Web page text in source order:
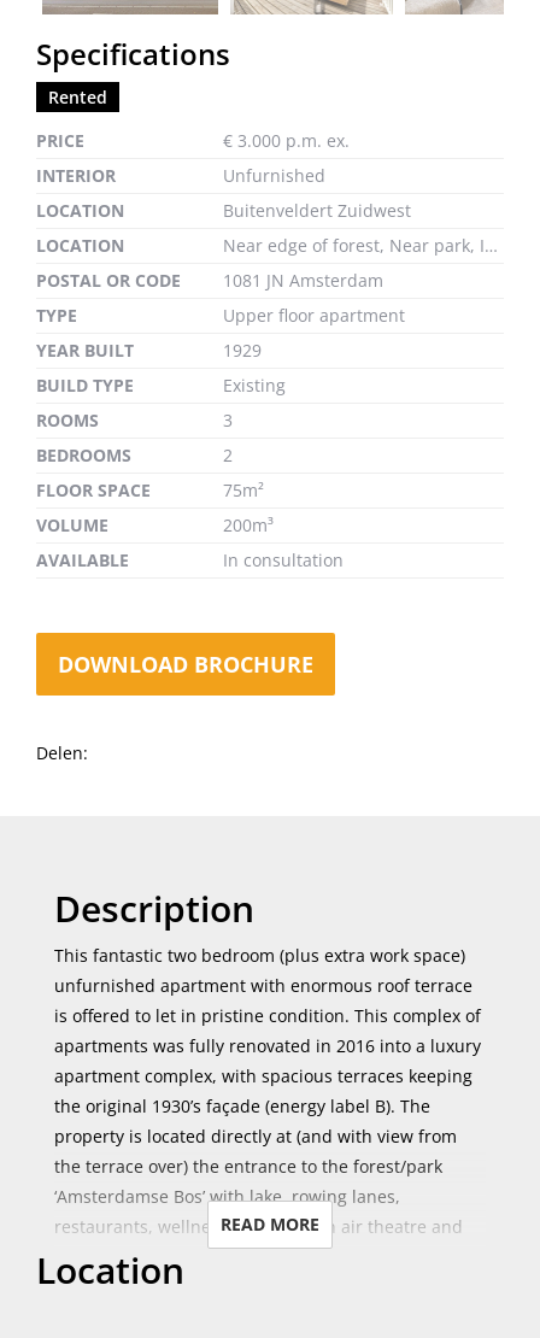
Specifications
Rented
PRICE
€ 3.000 p.m. ex.
INTERIOR
Unfurnished
LOCATION
Buitenveldert Zuidwest
LOCATION
Near edge of forest, Near park, In residental area
POSTAL OR CODE
1081 JN Amsterdam
TYPE
Upper floor apartment
YEAR BUILT
1929
BUILD TYPE
Existing
ROOMS
3
BEDROOMS
2
FLOOR SPACE
75m²
VOLUME
200m³
AVAILABLE
In consultation
DOWNLOAD BROCHURE
Delen:
Description
This fantastic two bedroom (plus extra work space)
unfurnished apartment with enormous roof terrace
is offered to let in pristine condition. This complex of
apartments was fully renovated in 2016 into a luxury
apartment complex, with spacious terraces keeping
the original 1930’s façade (energy label B). The
property is located directly at (and with view from
the terrace over) the entrance to the forest/park
‘Amsterdamse Bos’ with lake, rowing lanes,
restaurants, wellness facility, open air theatre and
much more to enjoy. The apartment has an open
plan kitchen and dining room with 2 good sized
READ MORE
Location